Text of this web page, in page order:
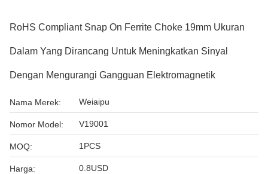
RoHS Compliant Snap On Ferrite Choke 19mm Ukuran
Dalam Yang Dirancang Untuk Meningkatkan Sinyal
Dengan Mengurangi Gangguan Elektromagnetik
Nama Merek: Weiaipu
Nomor Model: V19001
MOQ: 1PCS
Harga: 0.8USD